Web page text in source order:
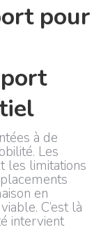
pour
à de
Les
les limitations
en
C’est là
intervient